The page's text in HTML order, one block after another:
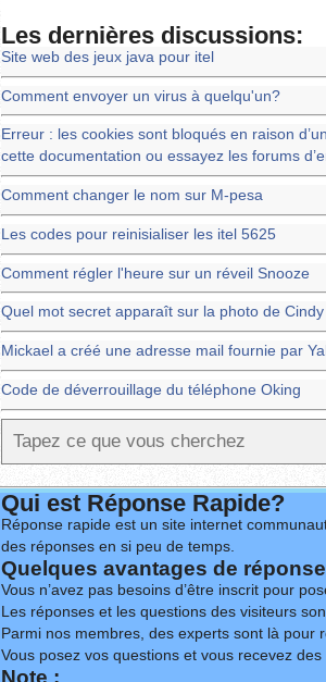
Les dernières discussions:
Site web des jeux java pour itel
Comment envoyer un virus à quelqu'un?
Erreur : les cookies sont bloqués en raison
cette documentation ou essayez les forums
Comment changer le nom sur M-pesa
Les codes pour reinisialiser les itel 5625
Comment régler l'heure sur un réveil Snooze
Quel mot secret apparaît sur la photo de Cindy
Mickael a créé une adresse mail fournie par
Code de déverrouillage du téléphone Oking
Qui est Réponse Rapide?
Réponse rapide est un site internet
des réponses en si peu de temps.
Quelques avantages de
Vous n’avez pas besoins d’être inscrit pour
Les réponses et les questions des visiteurs
Parmi nos membres, des experts sont là pour
Vous posez vos questions et vous recevez
Note :